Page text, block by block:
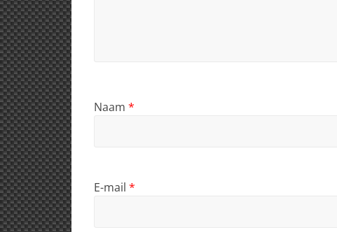
Naam *
E-mail *